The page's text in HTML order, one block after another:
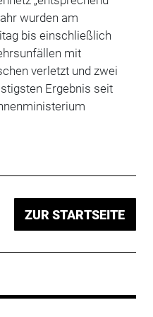
wurden am
bis einschließlich
mit
verletzt und zwei
Ergebnis seit
ZUR STARTSEITE